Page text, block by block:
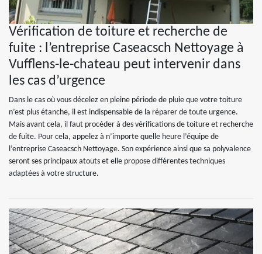
Vérification de toiture et recherche de
fuite : l’entreprise Caseacsch Nettoyage à
Vufflens-le-chateau peut intervenir dans
les cas d’urgence
Dans le cas où vous décelez en pleine période de pluie que votre toiture
n’est plus étanche, il est indispensable de la réparer de toute urgence.
Mais avant cela, il faut procéder à des vérifications de toiture et recherche
de fuite. Pour cela, appelez à n’importe quelle heure l’équipe de
l’entreprise Caseacsch Nettoyage. Son expérience ainsi que sa polyvalence
seront ses principaux atouts et elle propose différentes techniques
adaptées à votre structure.